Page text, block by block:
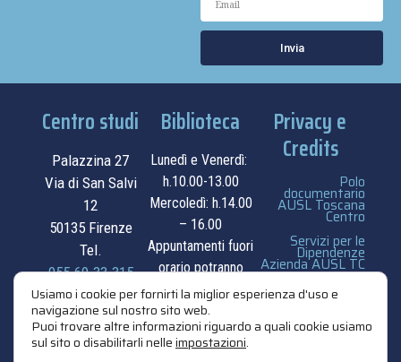
Invia
Centro studi
Palazzina 27
Via di San Salvi
12
50135 Firenze
Tel.
055.69.33.315
contatti
Biblioteca
Lunedì e Venerdì:
h.10.00-13.00
Mercoledì: h.14.00
– 16.00
Appuntamenti fuori
orario potranno
essere
concordati su
appuntamento.
Privacy e
Credits
Polo
documentario
AUSL Toscana
Centro
Servizi per le
Dipendenze
Azienda AUSL TC
privacy e cookie
Usiamo i cookie per fornirti la miglior esperienza d'uso e
navigazione sul nostro sito web.
Puoi trovare altre informazioni riguardo a quali cookie usiamo
sul sito o disabilitarli nelleimpostazioni.